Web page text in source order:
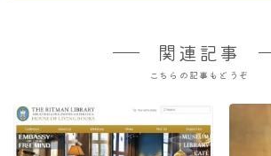
関連記事
こちらの記事もどうぞ